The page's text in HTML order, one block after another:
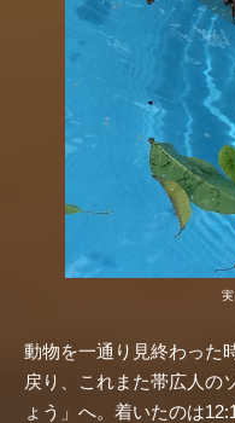
実
動物を一通り見終わった
戻り、これまた帯広人の
ょう」へ。着いたのは